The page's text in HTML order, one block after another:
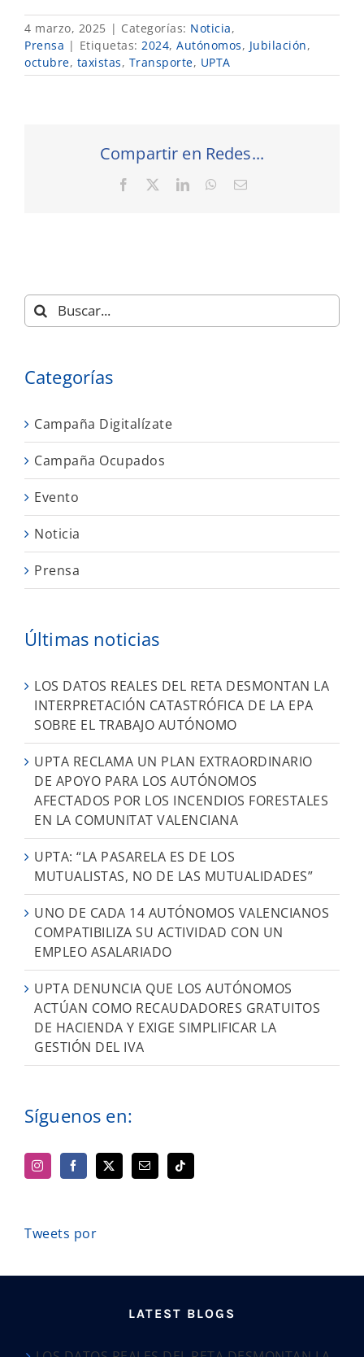
4 marzo, 2025 | Categorías: Noticia,
Prensa | Etiquetas: 2024, Autónomos, Jubilación,
octubre, taxistas, Transporte, UPTA
Compartir en Redes...
Facebook LinkedInWhatsApp
Correo
Buscar:
Categorías
Campaña Digitalízate
Campaña Ocupados
Evento
Noticia
Prensa
Últimas noticias
LOS DATOS REALES DEL RETA DESMONTAN LA
INTERPRETACIÓN CATASTRÓFICA DE LA EPA
SOBRE EL TRABAJO AUTÓNOMO
UPTA RECLAMA UN PLAN EXTRAORDINARIO
DE APOYO PARA LOS AUTÓNOMOS
AFECTADOS POR LOS INCENDIOS FORESTALES
EN LA COMUNITAT VALENCIANA
UPTA: “LA PASARELA ES DE LOS
MUTUALISTAS, NO DE LAS MUTUALIDADES”
UNO DE CADA 14 AUTÓNOMOS VALENCIANOS
COMPATIBILIZA SU ACTIVIDAD CON UN
EMPLEO ASALARIADO
UPTA DENUNCIA QUE LOS AUTÓNOMOS
ACTÚAN COMO RECAUDADORES GRATUITOS
DE HACIENDA Y EXIGE SIMPLIFICAR LA
GESTIÓN DEL IVA
Síguenos en:
Tweets por
LATEST BLOGS